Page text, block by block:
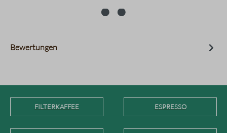
Bewertungen
FILTERKAFFEE ESPRESSO